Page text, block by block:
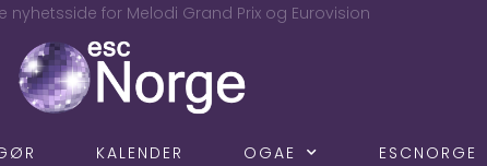
nyhetsside for Melodi Grand Prix og Eurovision
KALENDER OGAE ESCNORGE